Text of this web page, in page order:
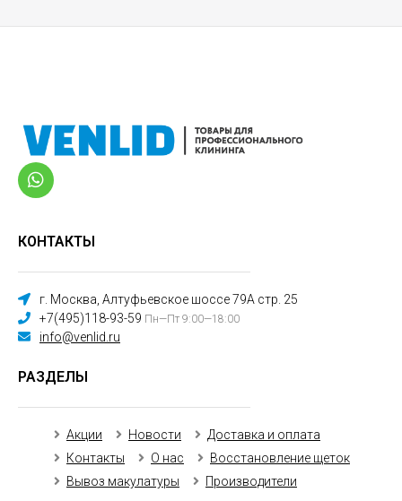
КОНТАКТЫ
г. Москва, Алтуфьевское шоссе 79А стр. 25
+7(495)118-93-59 Пн—Пт 9:00—18:00
info@venlid.ru
РАЗДЕЛЫ
Акции Новости
Доставка и оплата
Контакты
О нас
Восстановление щеток
Вывоз макулатуры
Производители